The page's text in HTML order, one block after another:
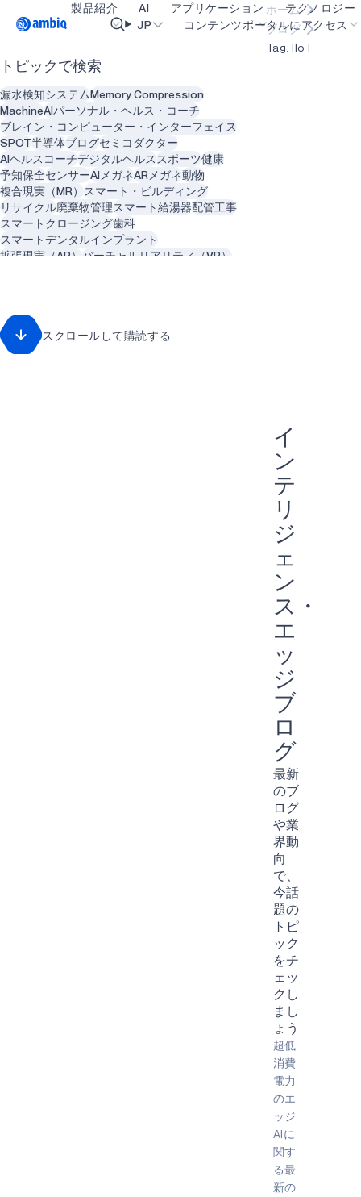
製品紹介 AI アプリケーション
インダストリアル・エッジ
スマート・リモコン
スマートホームとビル
スマートカード
ゲーミング
テクノロジー
JP コンテンツポータルにアクセス
ホーム
ブログ
Tag: IIoT
イ
ン
テ
リ
ジ
ェ
ン
ス・
エ
ッ
ジ
ブ
ロ
グ
最新
のブ
ログ
や業
界動
向
で、
今話
題の
トピ
ック
をチ
ェッ
クし
まし
ょう
超低
消費
電力
のエ
ッジ
AIに
関す
る最
新の
トピックで検索
漏水検知システムMemory Compression
MachineAIパーソナル・ヘルス・コーチ
ブレイン・コンピューター・インターフェイス
SPOT半導体ブログセミコダクター
AIヘルスコーチデジタルヘルス スポーツ健康
予知保全センサーAIメガネARメガネ動物
複合現実（MR）
スマート・ビルディング
リサイクル廃棄物管理スマート給湯器配管工事
スマートクロージング歯科
スマートデンタルインプラント
拡張現実（AR）
バーチャルリアリティ（VR）
回転数再生可能エネルギー
クリーン・エネルギー持続可能性
アグテック
スクロールして購読する
Video title